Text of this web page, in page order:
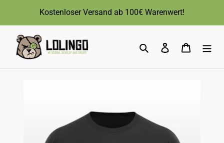
Inhalt
Kostenloser Versand ab 100€ Warenwert!
SuchenEinloggen